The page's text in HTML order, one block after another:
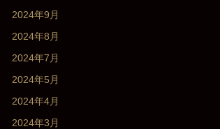
2024年9月
2024年8月
2024年7月
2024年5月
2024年4月
2024年3月